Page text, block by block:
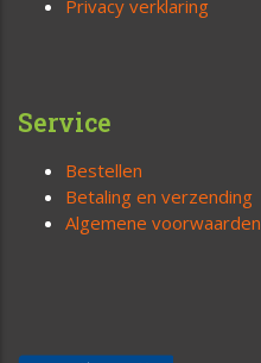
Privacy verklaring
Service
Bestellen
Betaling en verzending
Algemene voorwaarden